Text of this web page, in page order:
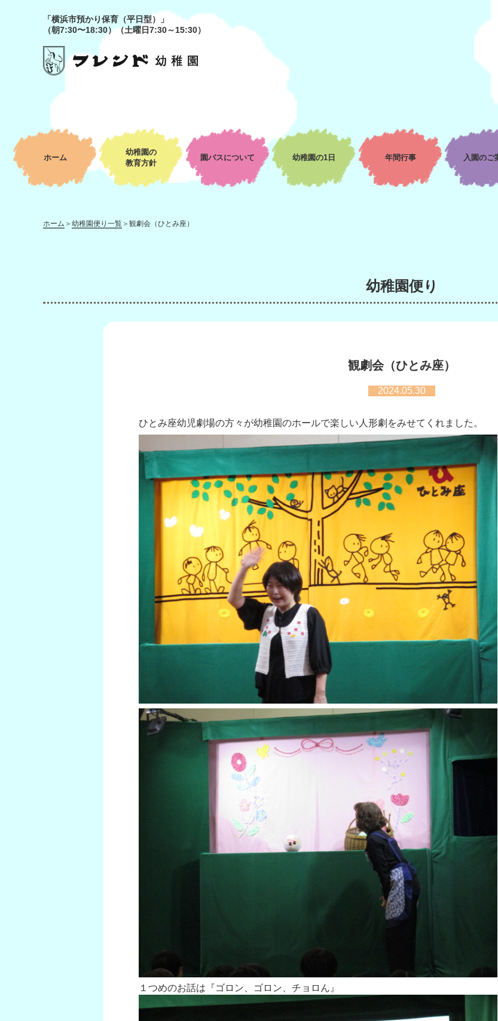
「横浜市預かり保育（平日型）」
（朝7:30〜18:30）（土曜日7:30～15:30）
ホーム
幼稚園の
教育方針
園バスについて 幼稚園の1日 年間行事 入園のご
ホーム ＞ 幼稚園便り一覧 ＞ 観劇会（ひとみ座）
幼稚園便り
観劇会（ひとみ座）
2024.05.30
ひとみ座幼児劇場の方々が幼稚園のホールで楽しい人形劇をみせてくれました。
１つめのお話は『ゴロン、ゴロン、チョロん』